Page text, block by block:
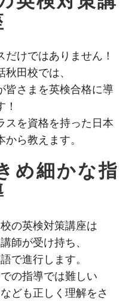
けではありません！
田校では、
皆さまを英検合格に導
！
スを資格を持った日本
から教えます。
め細かな指
の英検対策講座は
師が受け持ち、
で進行します。
の指導では難しい
ども正しく理解をさ